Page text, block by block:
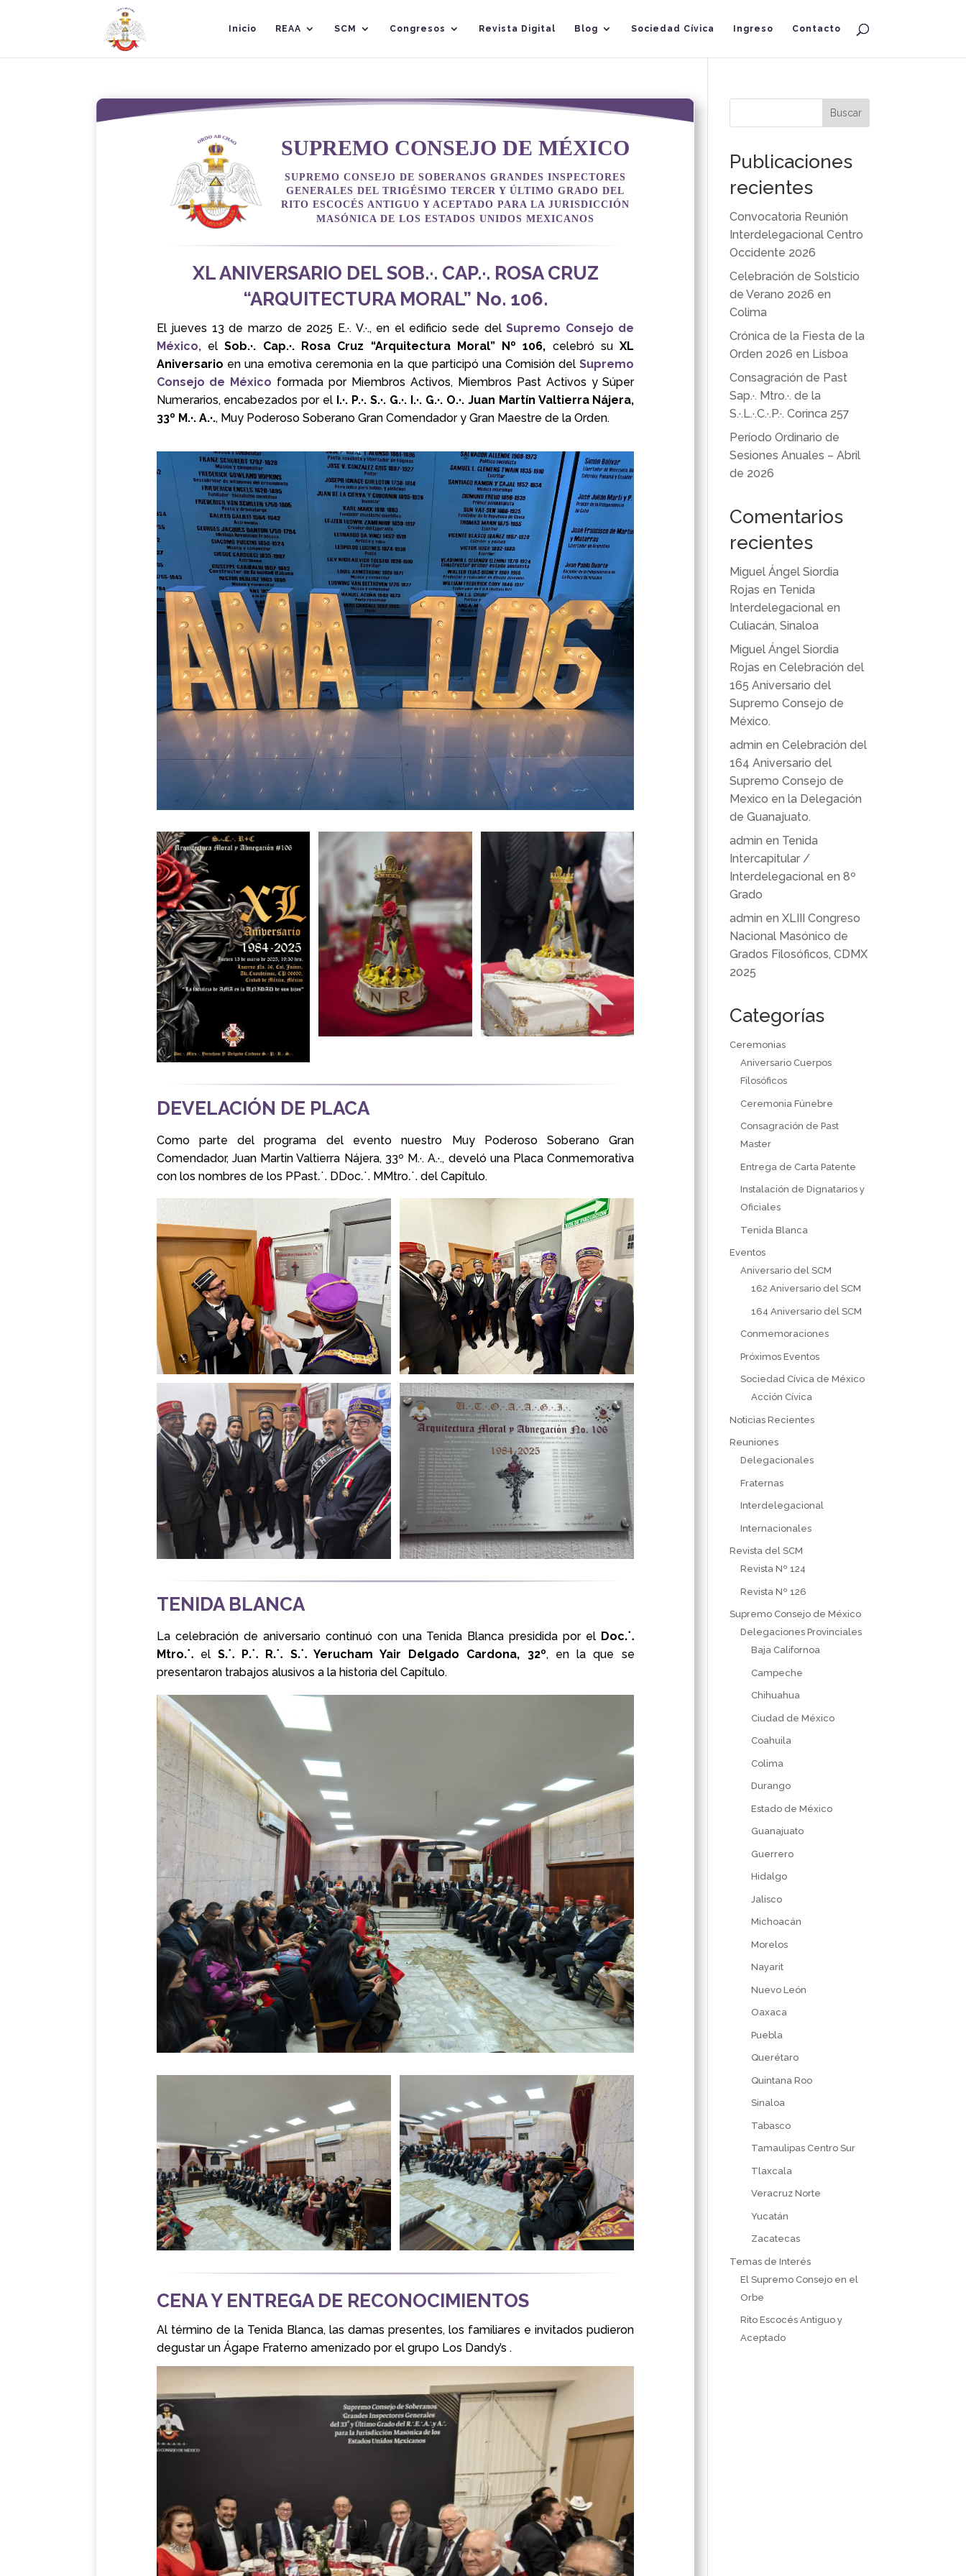
Inicio REAA SCM Congresos Revista Digital Blog Sociedad Cívica Ingreso Contacto
SUPREMO CONSEJO DE MÉXICO
SUPREMO CONSEJO DE SOBERANOS GRANDES INSPECTORES
GENERALES DEL TRIGÉSIMO TERCER Y ÚLTIMO GRADO DEL
RITO ESCOCÉS ANTIGUO Y ACEPTADO PARA LA JURISDICCIÓN
MASÓNICA DE LOS ESTADOS UNIDOS MEXICANOS
XL ANIVERSARIO DEL SOB.·. CAP.·. ROSA CRUZ
“ARQUITECTURA MORAL” No. 106.
El jueves 13 de marzo de 2025 E.·. V.·., en el edificio sede delSupremo Consejo de
México,elSob.·. Cap.·. Rosa Cruz “Arquitectura Moral” Nº 106, celebró suXL
Aniversario en una emotiva ceremonia en la que participó una Comisión delSupremo
Consejo de México formada por Miembros Activos, Miembros Past Activos y Súper
Numerarios, encabezados por el I.·. P.·. S.·. G.·. I.·. G.·. O.·. Juan Martín Valtierra Nájera,
33º M.·. A.·., Muy Poderoso Soberano Gran Comendador y Gran Maestre de la Orden.
DEVELACIÓN DE PLACA
Como parte del programa del evento nuestro Muy Poderoso Soberano Gran
Comendador, Juan Martin Valtierra Nájera, 33º M.·. A.·., develó una Placa Conmemorativa
con los nombres de los PPast⸫ DDoc⸫ MMtro⸫ del Capítulo.
TENIDA BLANCA
La celebración de aniversario continuó con una Tenida Blanca presidida por el Doc⸫
Mtro⸫
el S⸫ P⸫ R⸫ S⸫ Yerucham Yair Delgado Cardona, 32º, en la que se
presentaron trabajos alusivos a la historia del Capítulo.
CENA Y ENTREGA DE RECONOCIMIENTOS
Al término de la Tenida Blanca, las damas presentes, los familiares e invitados pudieron
degustar un Ágape Fraterno amenizado por el grupo Los Dandy’s .
Buscar
Publicaciones
recientes
Convocatoria Reunión
Interdelegacional Centro
Occidente 2026
Celebración de Solsticio
de Verano 2026 en
Colima
Crónica de la Fiesta de la
Orden 2026 en Lisboa
Consagración de Past
Sap.·. Mtro.·. de la
S.·.L.·.C.·.P.·. Corinca 257
Período Ordinario de
Sesiones Anuales – Abril
de 2026
Comentarios
recientes
Miguel Ángel Siordia
Rojas en Tenida
Interdelegacional en
Culiacán, Sinaloa
Miguel Ángel Siordia
Rojas enCelebración del
165 Aniversario del
Supremo Consejo de
México.
admin enCelebración del
164 Aniversario del
Supremo Consejo de
Mexico en la Delegación
de Guanajuato.
admin en Tenida
Intercapitular /
Interdelegacional en 8º
Grado
admin enXLIII Congreso
Nacional Masónico de
Grados Filosóficos, CDMX
2025
Categorías
Ceremonias
Aniversario Cuerpos
Filosóficos
Ceremonia Fúnebre
Consagración de Past
Master
Entrega de Carta Patente
Instalación de Dignatarios y
Oficiales
Tenida Blanca
Eventos
Aniversario del SCM
162 Aniversario del SCM
164 Aniversario del SCM
Conmemoraciones
Próximos Eventos
Sociedad Cívica de México
Acción Cívica
Noticias Recientes
Reuniones
Delegacionales
Fraternas
Interdelegacional
Internacionales
Revista del SCM
Revista Nº 124
Revista Nº 126
Supremo Consejo de México
Delegaciones Provinciales
Baja Californoa
Campeche
Chihuahua
Ciudad de México
Coahuila
Colima
Durango
Estado de México
Guanajuato
Guerrero
Hidalgo
Jalisco
Michoacán
Morelos
Nayarit
Nuevo León
Oaxaca
Puebla
Querétaro
Quintana Roo
Sinaloa
Tabasco
Tamaulipas Centro Sur
Tlaxcala
Veracruz Norte
Yucatán
Zacatecas
Temas de Interés
El Supremo Consejo en el
Orbe
Rito Escocés Antiguo y
Aceptado